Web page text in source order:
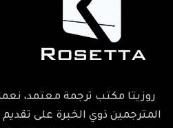
روزيتا مكتب ترجمة معتمد،
المترجمين ذوي الخبرة على